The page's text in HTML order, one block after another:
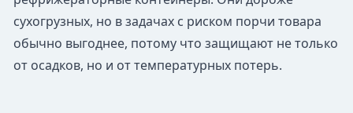
сухогрузных, но в задачах с риском порчи товара
обычно выгоднее, потому что защищают не только
от осадков, но и от температурных потерь.